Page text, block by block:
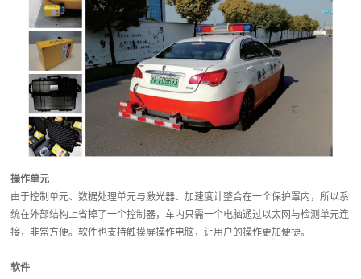
操作单元
由于控制单元、数据处理单元与激光器、加速度计整合在一个保护罩内，所以系
统在外部结构上省掉了一个控制器，车内只需一个电脑通过以太网与检测单元连
接，非常方便。软件也支持触摸屏操作电脑，让用户的操作更加便捷。
软件